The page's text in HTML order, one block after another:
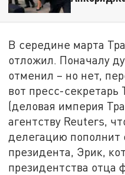
В середине марта
отложил. Поначалу
отменил – но нет,
вот пресс-
(деловая империя
агентству Reuters,
делегацию пополнит
президента, Эрик,
президентства отца